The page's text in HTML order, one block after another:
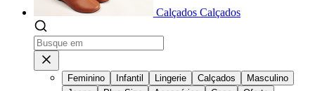
Calçados Calçados
Feminino Infantil Lingerie Calçados
Masculino